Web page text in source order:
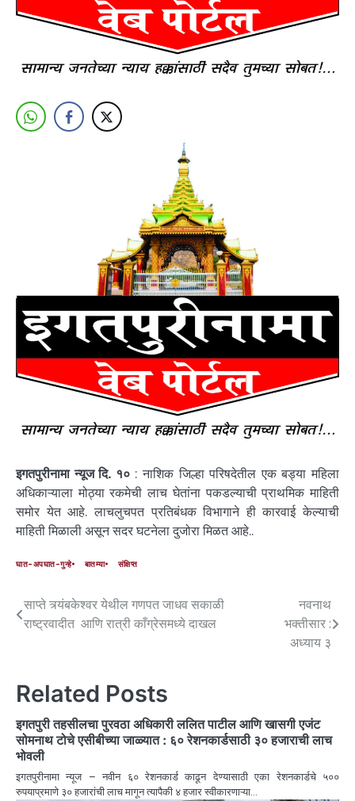
इगतपुरीनामा न्यूज दि. १०: नाशिक जिल्हा परिषदेतील एक बड्या महिला
अधिकाऱ्याला मोठ्या रकमेची लाच घेतांना पकडल्याची प्राथमिक माहिती
समोर येत आहे. लाचलुचपत प्रतिबंधक विभागाने ही कारवाई केल्याची
माहिती मिळाली असून सदर घटनेला दुजोरा मिळत आहे..
घात-अपघात-गुन्हे बातम्या संक्षिप्त
साप्ते त्र्यंबकेश्वर येथील गणपत जाधव सकाळी
राष्ट्रवादीत आणि रात्री काँग्रेसमध्ये दाखल
नवनाथ
भक्तीसार :
अध्याय ३
Related Posts
इगतपुरी तहसीलचा पुरवठा अधिकारी ललित पाटील आणि खासगी एजंट
सोमनाथ टोचे एसीबीच्या जाळ्यात : ६० रेशनकार्डसाठी ३० हजाराची लाच
भोवली
इगतपुरीनामा न्यूज – नवीन ६० रेशनकार्ड काढून देण्यासाठी एका रेशनकार्डचे ५००
रुपयाप्रमाणे ३० हजारांची लाच मागून त्यापैकी ४ हजार स्वीकारणाऱ्या…